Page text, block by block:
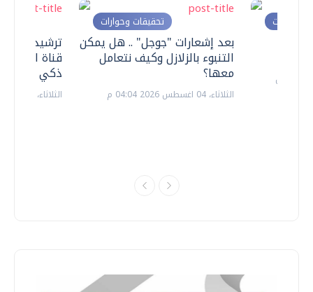
ترشيدا
قناة
ذكي
الثلاثاء، 14 يوليو 2026 06:11 م
تحقيقات وحوارات
بعد إشعارات "جوجل" .. هل يمكن
التنبوء بالزلازل وكيف نتعامل
معها؟
الثلاثاء، 04 اغسطس 2026 04:04 م
وحوارات